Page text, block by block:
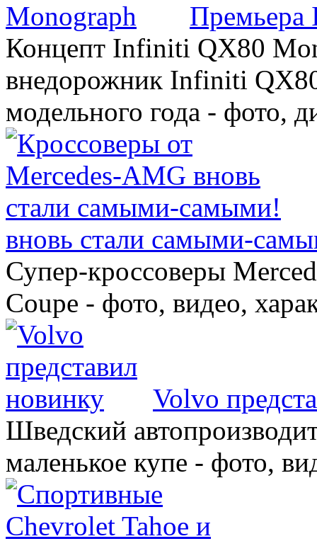
Премьера
Концепт Infiniti QX80
внедорожник Infiniti
модельного года - фото,
вновь стали самыми-
Супер-кроссоверы
Coupe - фото, видео,
Volvo
Шведский
маленькое купе - фото,